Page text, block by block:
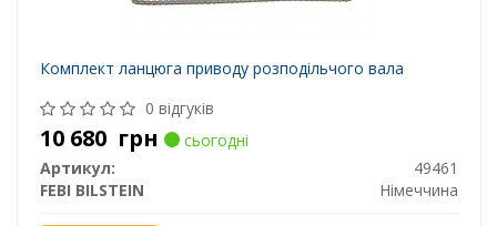
Комплект ланцюга приводу розподільчого вала
0 відгуків
10 680 грн
сьогодні
Артикул:
49461
FEBI BILSTEIN
Німеччина